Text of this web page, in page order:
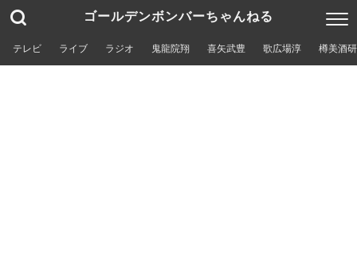
ゴールデンボンバーちゃんねる
テレビ ライブ ラジオ 鬼龍院翔 喜矢武豊 歌広場淳 樽美酒